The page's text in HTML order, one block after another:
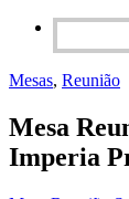
Mesas, Reunião
Mesa
Imperia